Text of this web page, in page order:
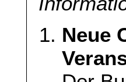
Neue